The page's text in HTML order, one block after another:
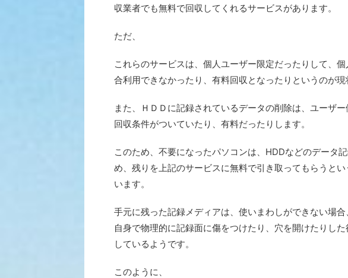
収業者でも無料で回収してくれるサービスがあります。
ただ、
これらのサービスは、個人ユーザー限定だったりして、
合利用できなかったり、有料回収となったりというのが現
また、ＨＤＤに記録されているデータの削除は、ユーザ
回収条件がついていたり、有料だったりします。
このため、不要になったパソコンは、HDDなどのデータ
め、残りを上記のサービスに無料で引き取ってもらうと
います。
手元に残った記録メディアは、使いまわしができない場合
自身で物理的に記録面に傷をつけたり、穴を開けたりし
しているようです。
このように、